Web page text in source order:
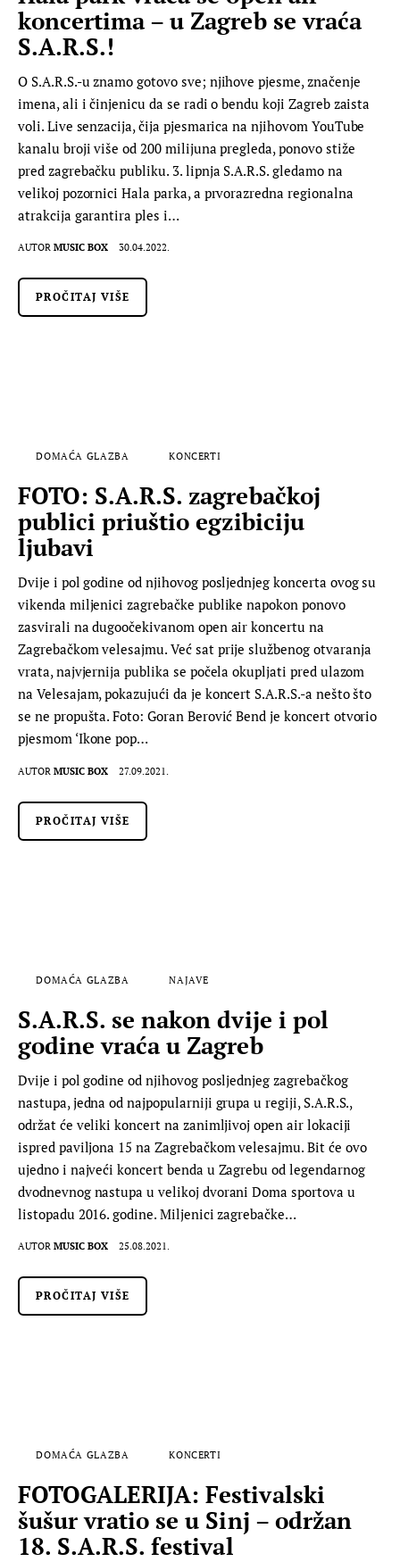
koncertima – u Zagreb se vraća
S.A.R.S.!
O S.A.R.S.-u znamo gotovo sve; njihove pjesme, značenje
imena, ali i činjenicu da se radi o bendu koji Zagreb zaista
voli. Live senzacija, čija pjesmarica na njihovom YouTube
kanalu broji više od 200 milijuna pregleda, ponovo stiže
pred zagrebačku publiku. 3. lipnja S.A.R.S. gledamo na
velikoj pozornici Hala parka, a prvorazredna regionalna
atrakcija garantira ples i…
AUTOR MUSIC BOX 30.04.2022.
PROČITAJ VIŠE
DOMAĆA GLAZBA KONCERTI
FOTO: S.A.R.S. zagrebačkoj
publici priuštio egzibiciju
ljubavi
Dvije i pol godine od njihovog posljednjeg koncerta ovog su
vikenda miljenici zagrebačke publike napokon ponovo
zasvirali na dugoočekivanom open air koncertu na
Zagrebačkom velesajmu. Već sat prije službenog otvaranja
vrata, najvjernija publika se počela okupljati pred ulazom
na Velesajam, pokazujući da je koncert S.A.R.S.-a nešto što
se ne propušta. Foto: Goran Berović Bend je koncert otvorio
pjesmom ‘Ikone pop…
AUTOR MUSIC BOX 27.09.2021.
PROČITAJ VIŠE
DOMAĆA GLAZBA NAJAVE
S.A.R.S. se nakon dvije i pol
godine vraća u Zagreb
Dvije i pol godine od njihovog posljednjeg zagrebačkog
nastupa, jedna od najpopularniji grupa u regiji, S.A.R.S.,
održat će veliki koncert na zanimljivoj open air lokaciji
ispred paviljona 15 na Zagrebačkom velesajmu. Bit će ovo
ujedno i najveći koncert benda u Zagrebu od legendarnog
dvodnevnog nastupa u velikoj dvorani Doma sportova u
listopadu 2016. godine. Miljenici zagrebačke…
AUTOR MUSIC BOX 25.08.2021.
PROČITAJ VIŠE
DOMAĆA GLAZBA KONCERTI
FOTOGALERIJA: Festivalski
šušur vratio se u Sinj – održan
18. S.A.R.S. festival